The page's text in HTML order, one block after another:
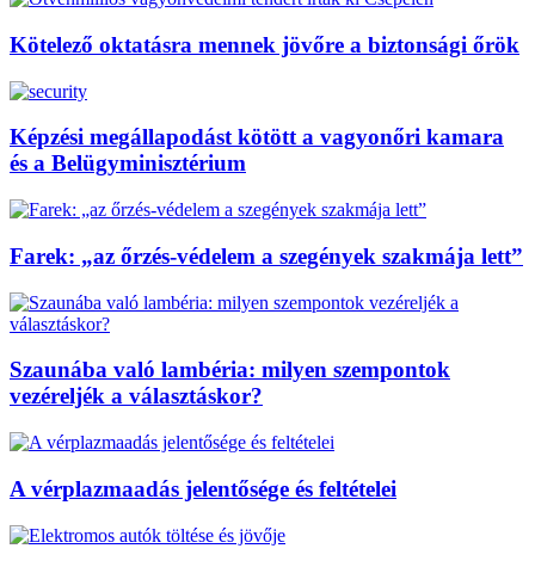
Kötelező oktatásra mennek jövőre a biztonsági őrök
Képzési megállapodást kötött a vagyonőri kamara
és a Belügyminisztérium
Farek: „az őrzés-védelem a szegények szakmája lett”
Szaunába való lambéria: milyen szempontok
vezéreljék a választáskor?
A vérplazmaadás jelentősége és feltételei